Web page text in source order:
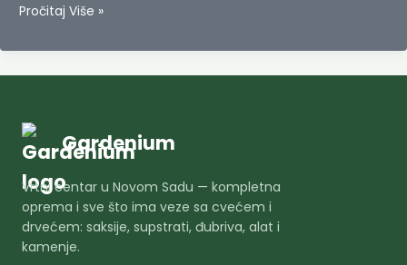
Berberis
Orange
Rocket
Pročitaj Više »
Gardenium
Vrtni centar u Novom Sadu — kompletna
oprema i sve što ima veze sa cvećem i
drvećem: saksije, supstrati, đubriva, alat i
kamenje.